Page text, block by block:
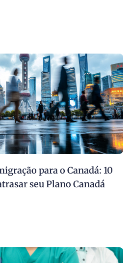
para o Canadá: 10
seu Plano Canadá